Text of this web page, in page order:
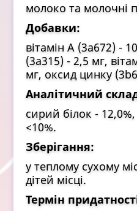
молоко та молочні
Добавки:
вітамін А (3a672) -
(3a315) - 2,5 мг,
мг, оксид цинку
Аналітичний
сирий білок -
<10%.
Зберігання:
у теплому сухому
дітей місці.
Термін